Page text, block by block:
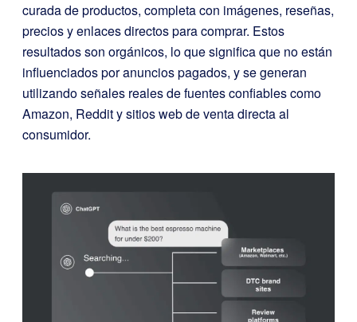
curada de productos, completa con imágenes, reseñas,
precios y enlaces directos para comprar. Estos
resultados son orgánicos, lo que significa que no están
influenciados por anuncios pagados, y se generan
utilizando señales reales de fuentes confiables como
Amazon, Reddit y sitios web de venta directa al
consumidor.